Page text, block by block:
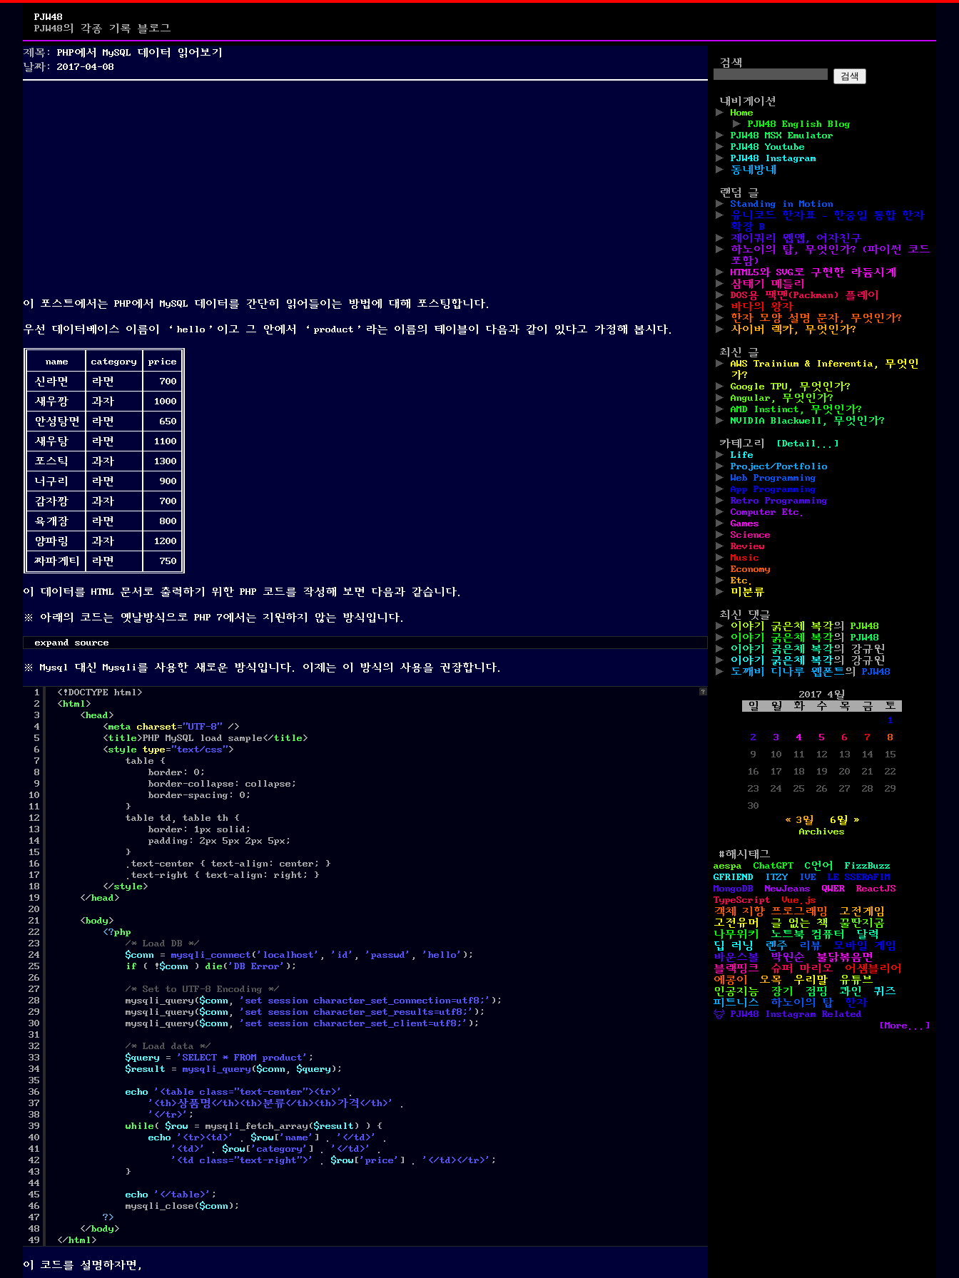
PJW48
PJW48의 각종 기록 블로그
제목:
PHP에서 MySQL 데이터 읽어보기
날짜:
Posted
on
2017-04-08
이 포스트에서는 PHP에서 MySQL 데이터를 간단히 읽어들이는 방법에 대해 포스팅합니다.
우선 데이터베이스 이름이 ‘hello’이고 그 안에서 ‘product’라는 이름의 테이블이 다음과 같이 있다고 가정해 봅시다.
name category
price
신라면
라면
700
새우깡
과자
1000
안성탕면
라면
650
새우탕
라면
1100
포스틱
과자
1300
너구리
라면
900
감자깡
과자
700
육개장
라면
800
양파링
과자
1200
짜파게티
라면 750
이 데이터를 HTML 문서로 출력하기 위한 PHP 코드를 작성해 보면 다음과 같습니다.
※ 아래의 코드는 옛날방식으로 PHP 7에서는 지원하지 않는 방식입니다.
expand source
※ Mysql 대신 Mysqli를 사용한 새로운 방식입니다. 이제는 이 방식의 사용을 권장합니다.
?
1
2
3
4
5
6
7
8
9
10
11
12
13
14
15
16
17
18
19
20
21
22
23
24
25
26
27
28
29
30
31
32
33
34
35
36
37
38
39
40
41
42
43
44
45
46
47
48
49
<!DOCTYPE html>
<html>
<head>
<meta charset="UTF-8" />
<title>PHP MySQL load sample</title>
<style type="text/css">
table {
border: 0;
border-collapse: collapse;
border-spacing: 0;
}
table td, table th {
border: 1px solid;
padding: 2px 5px 2px 5px;
}
.text-center { text-align: center; }
.text-right { text-align: right; }
</style>
</head>
<body>
<?php
/* Load DB */
$conn
= mysqli_connect('localhost' , 'id' , 'passwd' , 'hello' );
if
( !$conn ) die('DB Error' );
/* Set to UTF-8 Encoding */
mysqli_query($conn , 'set session character_set_connection=utf8;' );
mysqli_query($conn , 'set session character_set_results=utf8;' );
mysqli_query($conn , 'set session character_set_client=utf8;' );
/* Load data */
$query
= 'SELECT * FROM product' ;
$result
= mysqli_query($conn , $query);
echo
'<table class="text-center"><tr>'
'<th>상품명</th><th>분류</th><th>가격</th>'
'</tr>' ;
while( $row = mysqli_fetch_array($result) ) {
echo
'<tr><td>' $row['name' ] . '</td>'
'<td>'
$row['category' ] . '</td>'
'<td class="text-right">'
$row['price' ] . '</td></tr>' ;
}
echo
'</table>' ;
mysqli_close($conn);
?>
</body>
</html>
이 코드를 설명하자면,
검색
검색
내비게이션
Home
PJW48 English Blog
PJW48 MSX Emulator
PJW48 Youtube
PJW48 Instagram
동네방네
랜덤 글
Standing in Motion
유니코드 한자표 – 한중일 통합 한자
확장 B
제이쿼리 웹앱, 여자친구
하노이의 탑, 무엇인가? (파이썬 코드
포함)
HTML5와 SVG로 구현한 라듐시계
삼태기 메들리
DOS용 팩맨(Packman) 플레이
바다의 왕자
한자 모양 설명 문자, 무엇인가?
사이버 렉카, 무엇인가?
최신 글
AWS Trainium & Inferentia, 무엇인
가?
Google TPU, 무엇인가?
Angular, 무엇인가?
AMD Instinct, 무엇인가?
NVIDIA Blackwell, 무엇인가?
카테고리
[Detail...]
Life
Project/Portfolio
Web Programming
App Programming
Retro Programming
Computer Etc.
Games
Science
Review
Music
Economy
Etc.
미분류
최신 댓글
이야기 굵은체 복각의 PJW48
이야기 굵은체 복각의 PJW48
이야기 굵은체 복각의
강규원
이야기 굵은체 복각의
강규원
도깨비 디나루 웹폰트의 PJW48
2017 4월
일
월 화 수 목 금
토
1
2
3 4 5 6 7
8
9
10 11 12 13 14
15
16
17 18 19 20 21
22
23
24 25 26 27 28
29
30
« 3월
6월 »
Archives
#해시태그
aespa
ChatGPT C언어
FizzBuzz
GFRIEND
ITZY IVE
LE SSERAFIM
MongoDB
NewJeans QWER
ReactJS
TypeScript
Vue.js
객체 지향 프로그래밍
고전게임
고전유머
글 없는 책
꿀딴지곰
나무위키
노트북 컴퓨터
달력
딥 러닝
렌주 리뷰
모바일 게임
바운스볼
박원순
불닭볶음면
블랙핑크
슈퍼 마리오
어셈블리어
예콩이
오목 우리말
유튜브
인공지능
장기 점핑 콰인
퀴즈
피트니스
하노이의 탑
한자
 PJW48 Instagram Related
[More...]